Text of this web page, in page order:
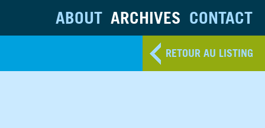
ABOUT ARCHIVES CONTACT
RETOUR AU LISTING